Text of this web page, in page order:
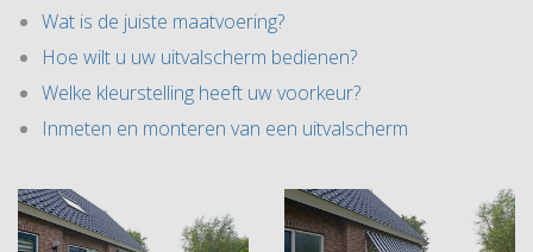
Wat is de juiste maatvoering?
Hoe wilt u uw uitvalscherm bedienen?
Welke kleurstelling heeft uw voorkeur?
Inmeten en monteren van een uitvalscherm